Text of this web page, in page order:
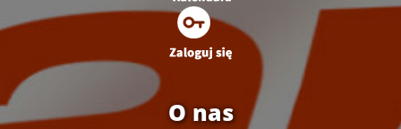
O nas